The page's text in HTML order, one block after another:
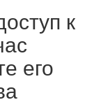
к
его